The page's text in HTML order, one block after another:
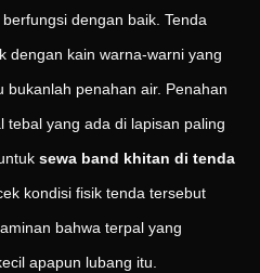
dengan baik. Tenda
dengan kain warna-warni yang
bukanlah penahan air. Penahan
yang ada di lapisan paling
sewa band khitan di tenda
kondisi fisik tenda tersebut
bahwa terpal yang
apapun lubang itu.